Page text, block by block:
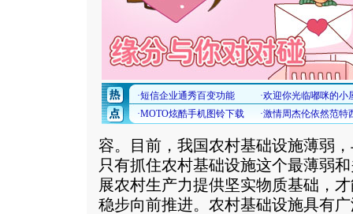
容。目前，我国农村基础设施薄弱
只有抓住农村基础设施这个最薄弱
展农村生产力提供坚实物质基础，
稳步向前推进。农村基础设施具有